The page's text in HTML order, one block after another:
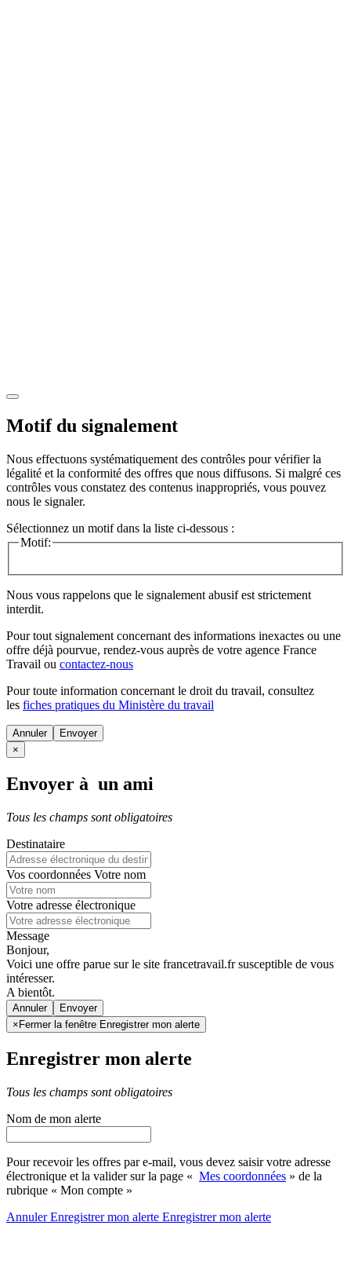
Motif du signalement
Nous effectuons systématiquement des contrôles pour vérifier la
légalité et la conformité des offres que nous diffusons. Si malgré ces
contrôles vous constatez des contenus inappropriés, vous pouvez
nous le signaler.
Sélectionnez un motif dans la liste ci-dessous :
Motif:
Nous vous rappelons que le signalement abusif est strictement
interdit.
Pour tout signalement concernant des informations inexactes ou une
offre déjà pourvue, rendez-vous auprès de votre agence France
Travail ou contactez-nous
Pour toute information concernant le droit du travail, consultez
les fiches pratiques du Ministère du travail
Annuler
×
Envoyer à un ami
Tous les champs sont obligatoires
Destinataire
Vos coordonnées Votre nom
Votre adresse électronique
Message
Bonjour,
Voici une offre parue sur le site francetravail.fr susceptible de vous
intéresser.
A bientôt.
Annuler
× Fermer la fenêtre Enregistrer mon alerte
Enregistrer mon alerte
Tous les champs sont obligatoires
Nom de mon alerte
Pour recevoir les offres par e-mail, vous devez saisir votre adresse
électronique et la valider sur la page « Mes coordonnées » de la
rubrique « Mon compte »
AnnulerEnregistrer mon alerte Enregistrermon alerte